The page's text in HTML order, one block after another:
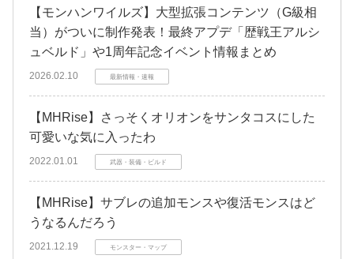
【モンハンワイルズ】大型拡張コンテンツ（G級相
当）がついに制作発表！最終アプデ「歴戦王アルシ
ュベルド」や1周年記念イベント情報まとめ
2026.02.10 最新情報・速報
【MHRise】さっそくオリオンをサンタコスにした
可愛いな気に入ったわ
2022.01.01 武器・装備・ビルド
【MHRise】サブレの追加モンスや復活モンスはど
うなるんだろう
2021.12.19 モンスター・マップ